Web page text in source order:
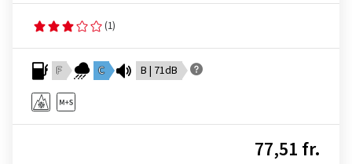
(1)
F C B | 71dB
77,51 fr.